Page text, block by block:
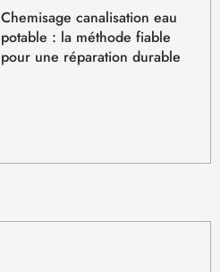
Chemisage canalisation eau
potable : la méthode fiable
pour une réparation durable